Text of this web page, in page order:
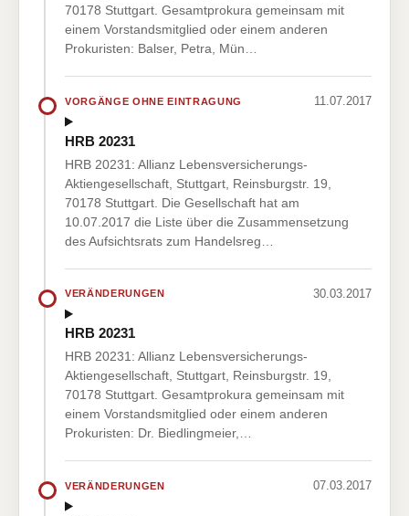
70178 Stuttgart. Gesamtprokura gemeinsam mit
einem Vorstandsmitglied oder einem anderen
Prokuristen: Balser, Petra, Mün…
VORGÄNGE OHNE EINTRAGUNG 11.07.2017
HRB 20231
HRB 20231: Allianz Lebensversicherungs-
Aktiengesellschaft, Stuttgart, Reinsburgstr. 19,
70178 Stuttgart. Die Gesellschaft hat am
10.07.2017 die Liste über die Zusammensetzung
des Aufsichtsrats zum Handelsreg…
VERÄNDERUNGEN 30.03.2017
HRB 20231
HRB 20231: Allianz Lebensversicherungs-
Aktiengesellschaft, Stuttgart, Reinsburgstr. 19,
70178 Stuttgart. Gesamtprokura gemeinsam mit
einem Vorstandsmitglied oder einem anderen
Prokuristen: Dr. Biedlingmeier,…
VERÄNDERUNGEN 07.03.2017